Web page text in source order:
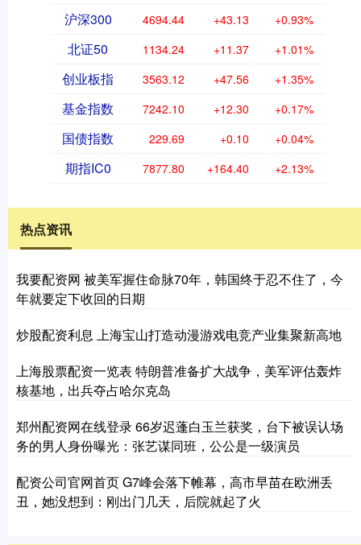
沪深300 4694.44 +43.13 +0.93%
北证50 1134.24 +11.37 +1.01%
创业板指 3563.12 +47.56 +1.35%
基金指数 7242.10 +12.30 +0.17%
国债指数 229.69 +0.10 +0.04%
期指IC0 7877.80 +164.40 +2.13%
热点资讯
我要配资网 被美军握住命脉70年，韩国终于忍不住了，今
年就要定下收回的日期
炒股配资利息 上海宝山打造动漫游戏电竞产业集聚新高地
上海股票配资一览表 特朗普准备扩大战争，美军评估轰炸
核基地，出兵夺占哈尔克岛
郑州配资网在线登录 66岁迟蓬白玉兰获奖，台下被误认场
务的男人身份曝光：张艺谋同班，公公是一级演员
配资公司官网首页 G7峰会落下帷幕，高市早苗在欧洲丢
丑，她没想到：刚出门几天，后院就起了火